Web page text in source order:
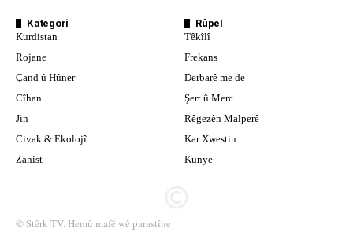
Kategorî
Kurdistan
Rojane
Çand û Hûner
Cîhan
Jin
Civak & Ekolojî
Zanist
Rûpel
Têkîlî
Frekans
Derbarê me de
Şert û Merc
Rêgezên Malperê
Kar Xwestin
Kunye
© Stêrk TV. Hemû mafê wê parastîne